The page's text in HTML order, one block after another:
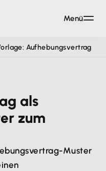
Aufhebungsvertrag
als
zum
Muster
Menü